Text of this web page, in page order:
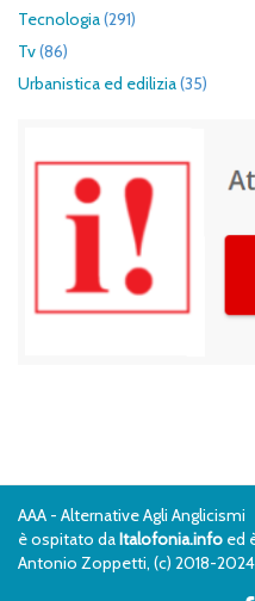
Tecnologia(291)
Tv(86)
Urbanistica ed edilizia(35)
AAA - Alternative Agli Anglicismi
è ospitato daItalofonia.info ed
Antonio Zoppetti, (c) 2018-